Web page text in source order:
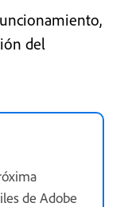
del
de Adobe